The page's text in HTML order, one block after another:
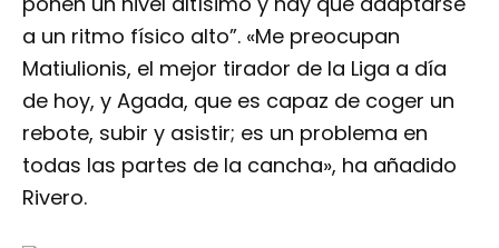
a un ritmo físico alto”. «Me preocupan
Matiulionis, el mejor tirador de la Liga a día
de hoy, y Agada, que es capaz de coger un
rebote, subir y asistir; es un problema en
todas las partes de la cancha», ha añadido
Rivero.